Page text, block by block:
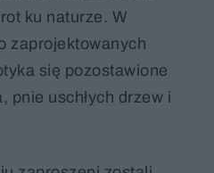
ku naturze. W
zaprojektowanych
się pozostawione
pnie uschłych drzew i